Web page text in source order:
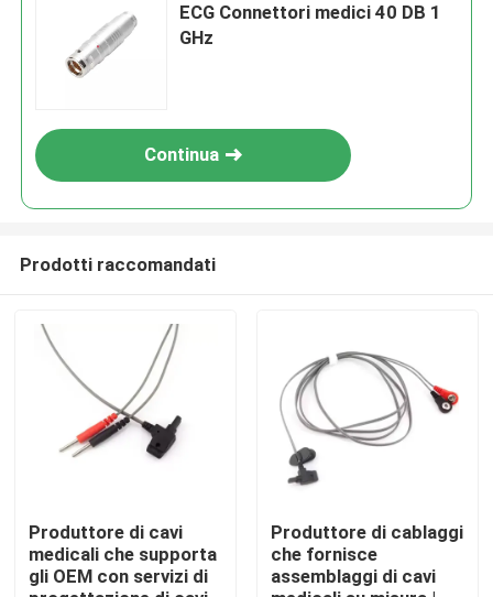
Casa
Prodotti
Chi siamo
ECG Connettori medici 40 DB 1
GHz
Continua
Prodotti raccomandati
Produttore di cavi
medicali che supporta
gli OEM con servizi di
Produttore di cablaggi
che fornisce
assemblaggi di cavi